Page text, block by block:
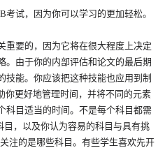
试，因为你可以学习的更加轻松。
重要的，因为它将在很大程度上决定
。由于你的内部评估和论文的最后期
技能。你应该把这种技能也应用到制
你更好地管理时间，并将不同的元素
科目适当的时间。不是每个科目都需
，以及你认为容易的科目与具有挑
注的是哪些科目。有些学生喜欢先开